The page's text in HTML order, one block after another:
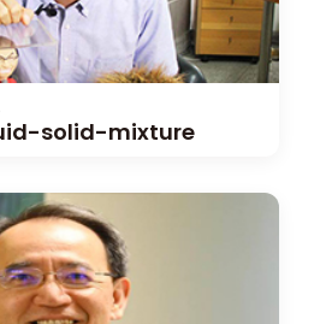
solid-mixture